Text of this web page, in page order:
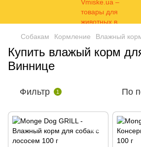
Собакам Кормление Влажный
Купить влажый корм
Виннице
Фильтр 1 По